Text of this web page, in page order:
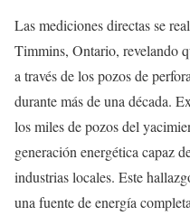
Las mediciones directas se
Timmins, Ontario, revelando
a través de los pozos de
durante más de una década.
los miles de pozos del
generación energética capaz
industrias locales. Este
una fuente de energía